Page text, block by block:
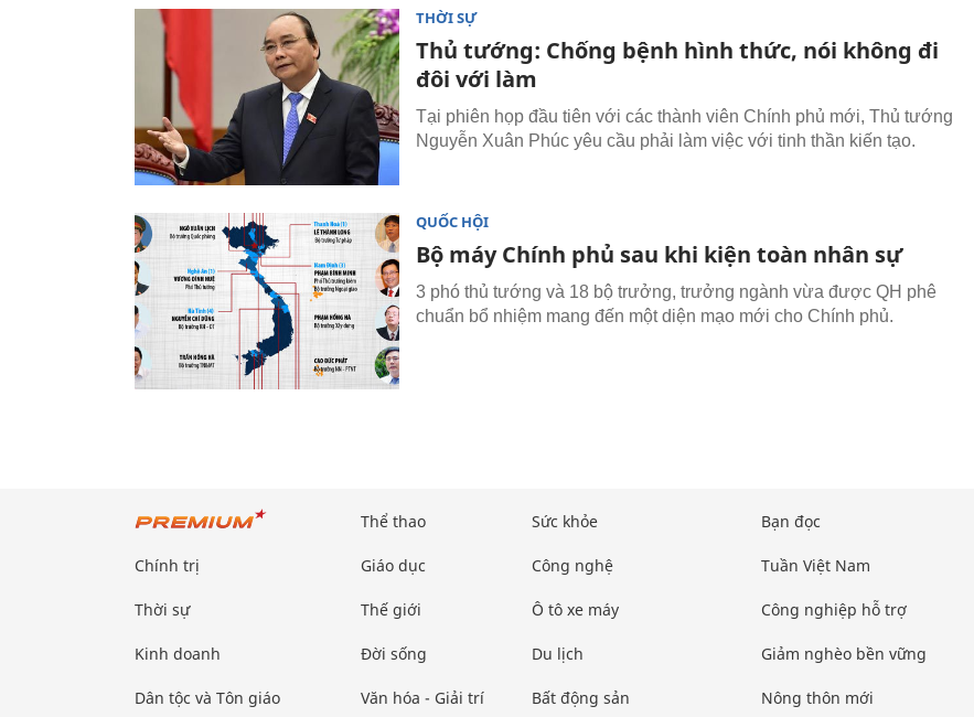
THỜI SỰ
Thủ tướng: Chống bệnh hình thức, nói không đi
đôi với làm
Tại phiên họp đầu tiên với các thành viên Chính phủ mới, Thủ tướng
Nguyễn Xuân Phúc yêu cầu phải làm việc với tinh thần kiến tạo.
QUỐC HỘI
Bộ máy Chính phủ sau khi kiện toàn nhân sự
3 phó thủ tướng và 18 bộ trưởng, trưởng ngành vừa được QH phê
chuẩn bổ nhiệm mang đến một diện mạo mới cho Chính phủ.
Chính trị
Thời sự
Kinh doanh
Dân tộc và Tôn giáo
Thể thao
Giáo dục
Thế giới
Đời sống
Văn hóa - Giải trí
Sức khỏe
Công nghệ
Ô tô xe máy
Du lịch
Bất động sản
Bạn đọc
Tuần Việt Nam
Công nghiệp hỗ trợ
Giảm nghèo bền vững
Nông thôn mới